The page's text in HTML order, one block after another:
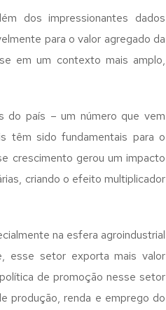
dos impressionantes dados
para o valor agregado da
em um contexto mais amplo,
do país – um número que vem
têm sido fundamentais para o
crescimento gerou um impacto
criando o efeito multiplicador
na esfera agroindustrial
esse setor exporta mais valor
de promoção nesse setor
produção, renda e emprego do